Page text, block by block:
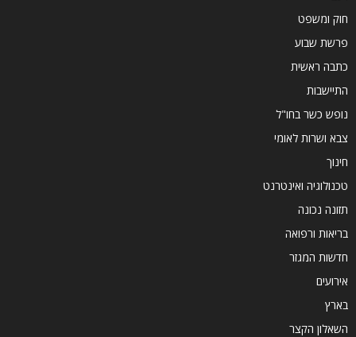
חוק ומשפט
פרשת שבוע
כתבה ראשית
התיישבות
נופש כשר בחו"ל
צבא ושרות לאומי
חינוך
טכנולוגיה ואינטרנט
תזונה נכונה
בריאות ורפואה
חדשות המגזר
אירועים
בארץ
השאלון הקצר